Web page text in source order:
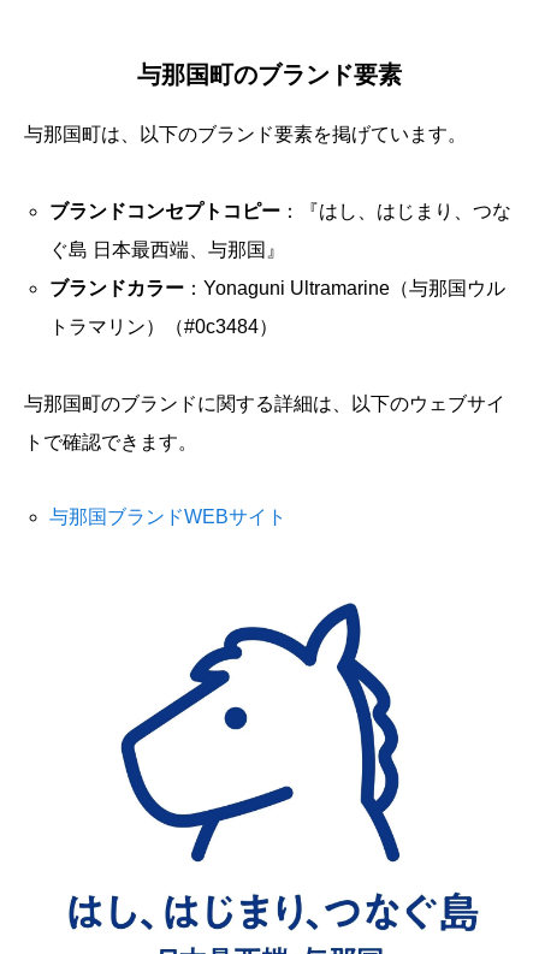
与那国町のブランド要素
与那国町は、以下のブランド要素を掲げています。
ブランドコンセプトコピー：『はし、はじまり、つな
ぐ島 日本最西端、与那国』
ブランドカラー：Yonaguni Ultramarine（与那国ウル
トラマリン）（#0c3484）
与那国町のブランドに関する詳細は、以下のウェブサイ
トで確認できます。
与那国ブランドWEBサイト